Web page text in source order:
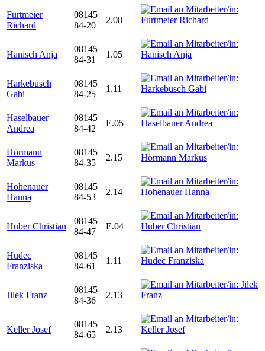
Furtmeier
Richard
08145
84-20
2.08
Hanisch Anja
08145
84-31
1.05
Harkebusch
Gabi
08145
84-25
1.11
Haselbauer
Andrea
08145
84-42
E.05
Hörmann
Markus
08145
84-35
2.15
Hohenauer
Hanna
08145
84-53
2.14
Huber Christian
08145
84-47
E.04
Hudec
Franziska
08145
84-61
1.11
Jilek Franz
08145
84-36
2.13
Keller Josef
08145
84-65
2.13